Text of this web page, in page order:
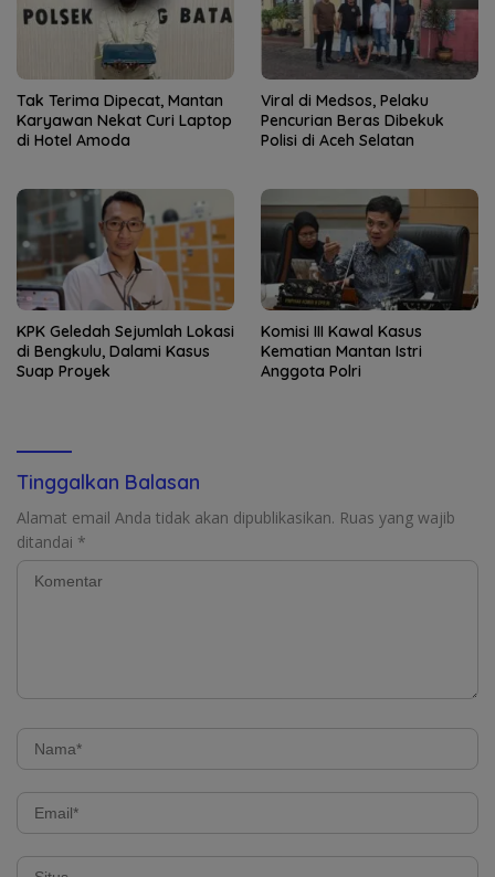
Tak Terima Dipecat, Mantan
Karyawan Nekat Curi Laptop
di Hotel Amoda
Viral di Medsos, Pelaku
Pencurian Beras Dibekuk
Polisi di Aceh Selatan
KPK Geledah Sejumlah Lokasi
di Bengkulu, Dalami Kasus
Suap Proyek
Komisi III Kawal Kasus
Kematian Mantan Istri
Anggota Polri
Tinggalkan Balasan
Alamat email Anda tidak akan dipublikasikan. Ruas yang wajib
ditandai *